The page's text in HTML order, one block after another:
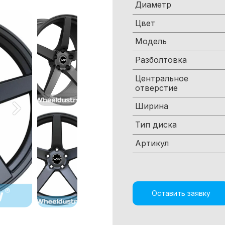
Диаметр
Цвет
Модель
Разболтовка
Центральное
отверстие
Ширина
Тип диска
Артикул
Оставить заявку